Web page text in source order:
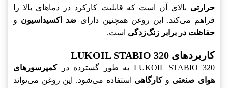
حرارتی بالای آن است که قابلیت کارکرد در دماهای بالا را
فراهم می‌کند. این روغن همچنین دارای ضد اکسیداسیون و
حفاظت در برابر زنگ‌زدگی است.
کاربردهای LUKOIL STABIO 320
LUKOIL STABIO 320 به طور گسترده در
کمپرسورهای
هوای صنعتی وکارگاهی استفاده می‌شود. این روغن می‌تواند